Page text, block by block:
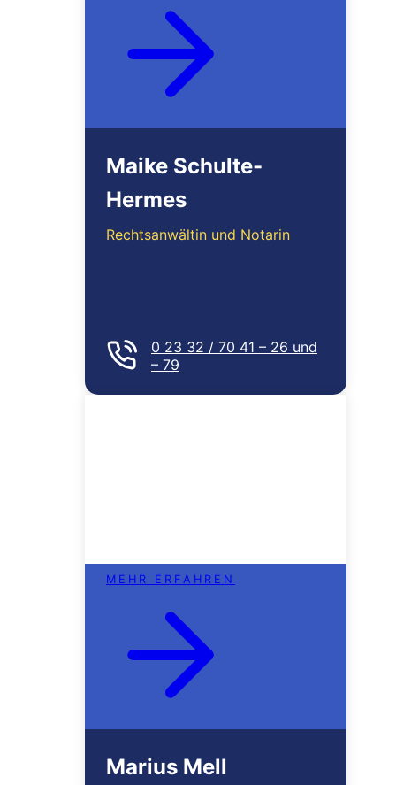
Maike Schulte-
Hermes
Rechtsanwältin und Notarin
0 23 32 / 70 41 – 26 und
– 79
MEHR ERFAHREN
Marius Mell